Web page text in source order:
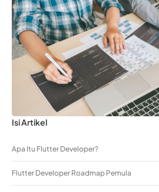
Isi Artikel
Apa Itu Flutter Developer?
Flutter Developer Roadmap Pemula